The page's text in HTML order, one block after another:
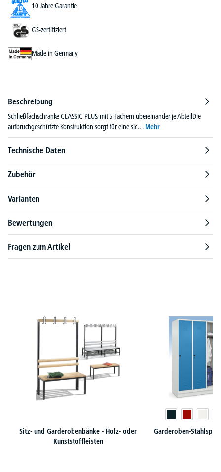
10 Jahre Garantie
GS-zertifiziert
Made in Germany
Beschreibung
Schließfachschränke CLASSIC PLUS, mit 5 Fächern übereinander je AbteilDie
aufbruchgeschützte Konstruktion sorgt für eine sic… Mehr
Technische Daten
Zubehör
Varianten
Bewertungen
Fragen zum Artikel
Sitz- und Garderobenbänke - Holz- oder
Kunststoffleisten
Garderoben-